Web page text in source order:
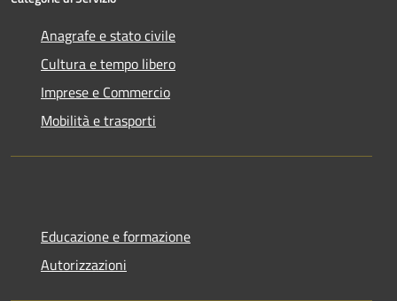
Anagrafe e stato civile
Cultura e tempo libero
Imprese e Commercio
Mobilità e trasporti
Educazione e formazione
Autorizzazioni